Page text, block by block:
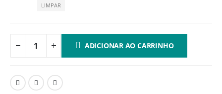
LIMPAR
ADICIONAR AO CARRINHO